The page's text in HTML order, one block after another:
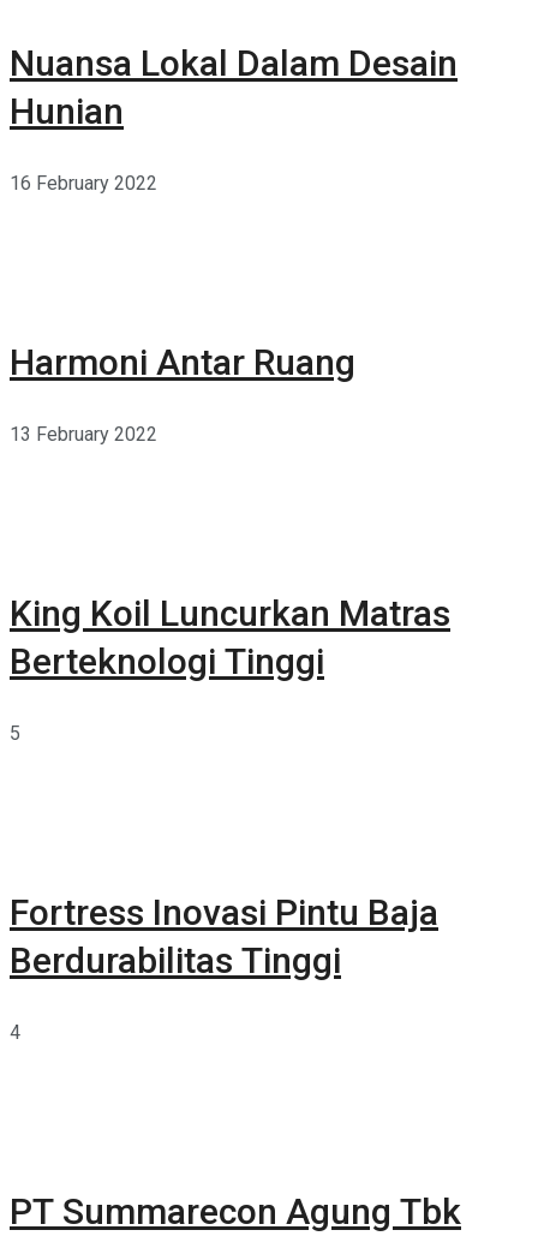
Nuansa Lokal Dalam Desain
Hunian
16 February 2022
Harmoni Antar Ruang
13 February 2022
King Koil Luncurkan Matras
Berteknologi Tinggi
5
Fortress Inovasi Pintu Baja
Berdurabilitas Tinggi
4
PT Summarecon Agung Tbk